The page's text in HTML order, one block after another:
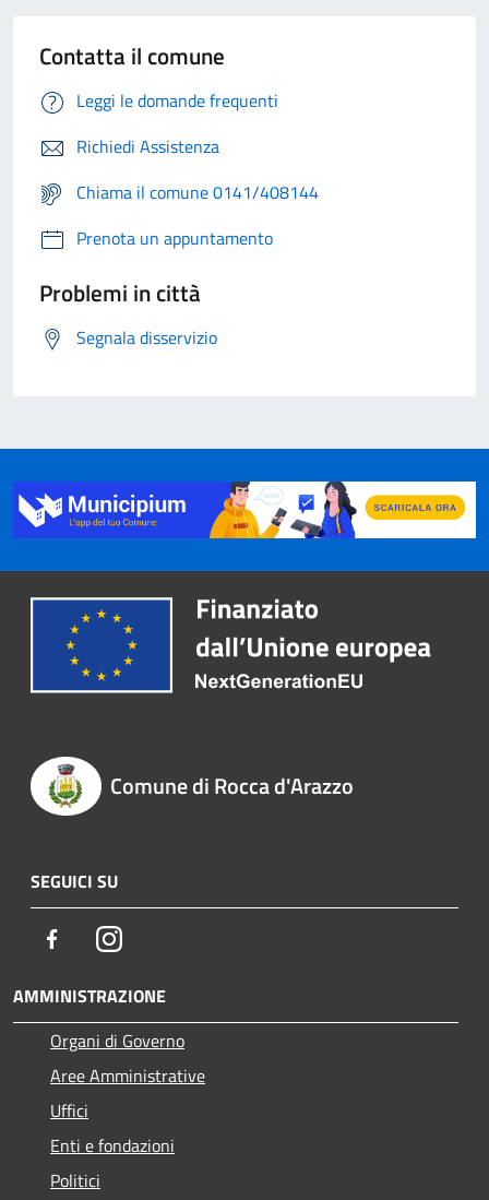
Contatta il comune
Leggi le domande frequenti
Richiedi Assistenza
Chiama il comune 0141/408144
Prenota un appuntamento
Problemi in città
Segnala disservizio
Comune di Rocca d'Arazzo
SEGUICI SU
FacebookInstagram
AMMINISTRAZIONE
Organi di Governo
Aree Amministrative
Uffici
Enti e fondazioni
Politici